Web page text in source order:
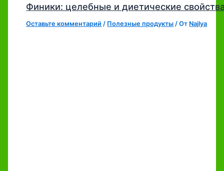
Финики: целебные и диетические
Оставьте комментарий / Полезные продукты / От Najlya